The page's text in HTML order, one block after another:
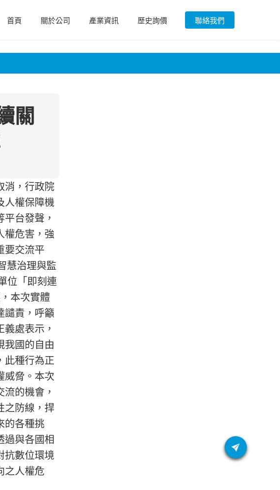
首頁 關於公司 產業資訊 歷史詢價 聯絡我們
關
消，行政院
人權保障機
台發聲，
權危害，強
要交流平
慧治理與監
位「即刻連
本次實體
譴責，呼籲
處表示，
我國的自由
此種行為正
威脅。本次
的機會，
之防線，捍
的各種挑
過與各國相
抗數位環境
之人權危